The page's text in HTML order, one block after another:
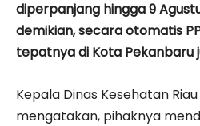
diperpanjang hingga 9
demikian, secara otomatis
tepatnya di Kota Pekanbaru
Kepala Dinas Kesehatan
mengatakan, pihaknya